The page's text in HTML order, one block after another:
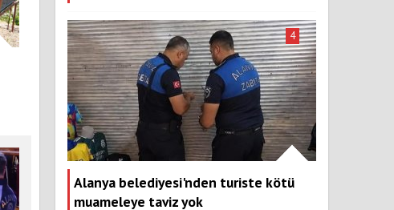
Alanya belediyesi'nden turiste kötü
muameleye taviz yok
4